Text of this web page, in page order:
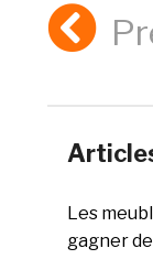
Les
gagner